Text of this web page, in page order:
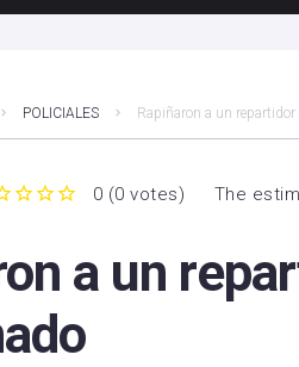
POLICIALES Rapiñaron a un
0 (0 votes) The
a un